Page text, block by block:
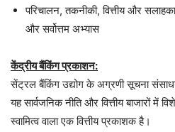
परिचालन, तकनीकी, वित्तीय और
और सर्वोत्तम अभ्यास
केंद्रीय बैंकिंग प्रकाशन:
सेंट्रल बैंकिंग उद्योग के अग्रणी सूचना
यह सार्वजनिक नीति और वित्तीय बाजारों में
स्वामित्व वाला एक वित्तीय प्रकाशक है।